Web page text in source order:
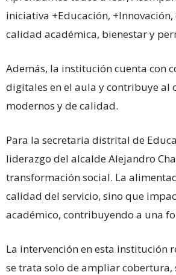
iniciativa +Educación,
calidad académica, bienestar y
Además, la institución cuenta con
digitales en el aula y contribuye al
modernos y de calidad.
Para la secretaria distrital de
liderazgo del alcalde Alejandro
transformación social. La
calidad del servicio, sino que
académico, contribuyendo a una
La intervención en esta institución
se trata solo de ampliar